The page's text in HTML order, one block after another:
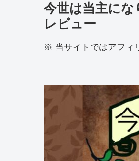
今世は当主に
レビュー
※ 当サイトではアフィ